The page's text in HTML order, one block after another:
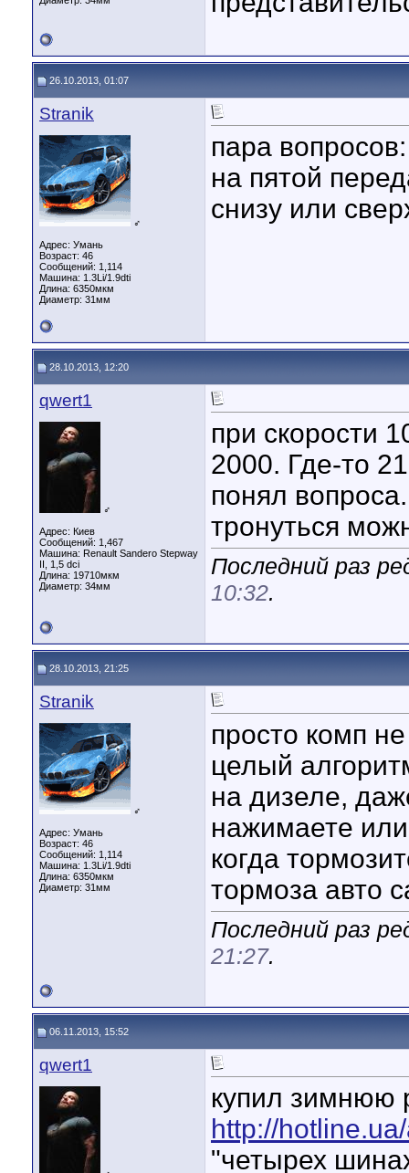
26.10.2013, 01:07
Stranik
♂
Адрес: Умань
Возраст: 46
Сообщений: 1,114
Машина: 1.3Li/1.9dti
Длина: 6350мкм
Диаметр: 31мм
пара
на пятой
снизу или
28.10.2013, 12:20
qwert1
♂
Адрес: Киев
Сообщений: 1,467
Машина: Renault Sandero Stepway
II, 1,5 dci
Длина: 19710мкм
Диаметр: 34мм
при скорости
2000. Где-то
понял
тронуться
Последний раз
10:32.
28.10.2013, 21:25
Stranik
♂
Адрес: Умань
Возраст: 46
Сообщений: 1,114
Машина: 1.3Li/1.9dti
Длина: 6350мкм
Диаметр: 31мм
просто комп
целый
на дизеле,
нажимаете
когда
тормоза авто
Последний раз
21:27.
06.11.2013, 15:52
qwert1
купил зимнюю
http://
"четырех